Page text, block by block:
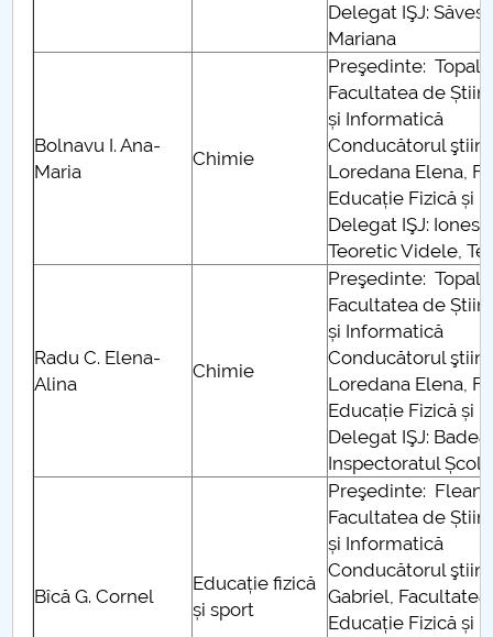
Delegat IŞJ:
Mariana
Bolnavu I. Ana-
Maria
Chimie
Preşedinte:
Facultatea de
și Informatică
Conducătorul
Loredana Elena,
Educație Fizică și
Delegat IŞJ:
Teoretic Videle,
Radu C. Elena-
Alina
Chimie
Preşedinte:
Facultatea de
și Informatică
Conducătorul
Loredana Elena,
Educație Fizică și
Delegat IŞJ:
Inspectoratul
Bîcă G. Cornel
Educație fizică
și sport
Preşedinte:
Facultatea de
și Informatică
Conducătorul
Gabriel,
Educație Fizică și